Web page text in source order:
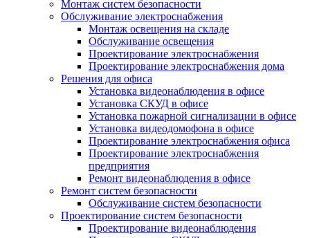
Монтаж систем безопасности
Обслуживание электроснабжения
Монтаж освещения на складе
Обслуживание освещения
Проектирование электроснабжения
Проектирование электроснабжения дома
Решения для офиса
Установка видеонаблюдения в офисе
Установка СКУД в офисе
Установка пожарной сигнализации в офисе
Установка видеодомофона в офисе
Проектирование электроснабжения офиса
Проектирование электроснабжения
предприятия
Ремонт видеонаблюдения в офисе
Ремонт систем безопасности
Обслуживание систем безопасности
Проектирование систем безопасности
Проектирование видеонаблюдения